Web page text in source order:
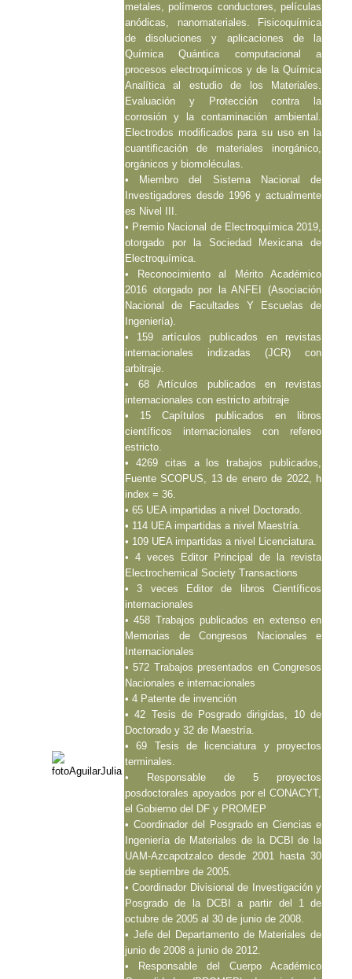
metales, polímeros conductores, películas
anódicas, nanomateriales. Fisicoquímica
de disoluciones y aplicaciones de la
Química Quántica computacional a
procesos electroquímicos y de la Química
Analítica al estudio de los Materiales.
Evaluación y Protección contra la
corrosión y la contaminación ambiental.
Electrodos modificados para su uso en la
cuantificación de materiales inorgánico,
orgánicos y biomoléculas.
• Miembro del Sistema Nacional de
Investigadores desde 1996 y actualmente
es Nivel III.
• Premio Nacional de Electroquímica 2019,
otorgado por la Sociedad Mexicana de
Electroquímica.
• Reconocimiento al Mérito Académico
2016 otorgado por la ANFEI (Asociación
Nacional de Facultades Y Escuelas de
Ingeniería).
• 159 artículos publicados en revistas
internacionales indizadas (JCR) con
arbitraje.
• 68 Artículos publicados en revistas
internacionales con estricto arbitraje
• 15 Capítulos publicados en libros
científicos internacionales con refereo
estricto.
• 4269 citas a los trabajos publicados,
Fuente SCOPUS, 13 de enero de 2022, h
index = 36.
• 65 UEA impartidas a nivel Doctorado.
• 114 UEA impartidas a nivel Maestría.
• 109 UEA impartidas a nivel Licenciatura.
• 4 veces Editor Principal de la revista
Electrochemical Society Transactions
• 3 veces Editor de libros Científicos
internacionales
• 458 Trabajos publicados en extenso en
Memorias de Congresos Nacionales e
Internacionales
• 572 Trabajos presentados en Congresos
Nacionales e internacionales
• 4 Patente de invención
• 42 Tesis de Posgrado dirigidas, 10 de
Doctorado y 32 de Maestría.
• 69 Tesis de licenciatura y proyectos
terminales.
• Responsable de 5 proyectos
posdoctorales apoyados por el CONACYT,
el Gobierno del DF y PROMEP
• Coordinador del Posgrado en Ciencias e
Ingeniería de Materiales de la DCBI de la
UAM-Azcapotzalco desde 2001 hasta 30
de septiembre de 2005.
• Coordinador Divisional de Investigación y
Posgrado de la DCBI a partir del 1 de
octubre de 2005 al 30 de junio de 2008.
• Jefe del Departamento de Materiales de
junio de 2008 a junio de 2012.
• Responsable del Cuerpo Académico